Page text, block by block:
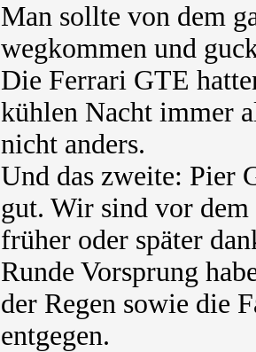
Man sollte von dem
wegkommen und
Die Ferrari GTE
kühlen Nacht immer
nicht anders.
Und das zweite: Pier
gut. Wir sind vor dem
früher oder später
Runde Vorsprung
der Regen sowie die
entgegen.